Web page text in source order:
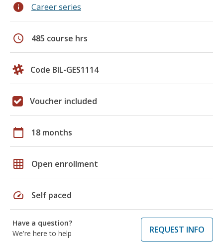
info Career series
schedule 485 course hrs
Code BIL-GES1114
Voucher included
calendar_today 18 months
grid_on Open enrollment
speed Self paced
Have a question?
We're here to help
REQUEST INFO